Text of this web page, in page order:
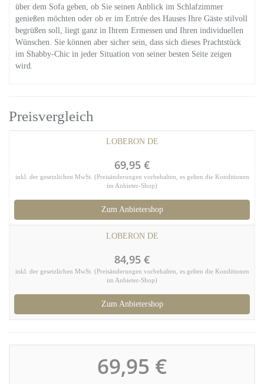
über dem Sofa geben, ob Sie seinen Anblick im Schlafzimmer
genießen möchten oder ob er im Entrée des Hauses Ihre Gäste stilvoll
begrüßen soll, liegt ganz in Ihrem Ermessen und Ihren individuellen
Wünschen. Sie können aber sicher sein, dass sich dieses Prachtstück
im Shabby-Chic in jeder Situation von seiner besten Seite zeigen
wird.
Preisvergleich
LOBERON DE
69,95 €
inkl. der gesetzlichen MwSt. (Preisänderungen vorbehalten, es gelten die Konditionen
im Anbieter-Shop)
Zum Anbietershop
LOBERON DE
84,95 €
inkl. der gesetzlichen MwSt. (Preisänderungen vorbehalten, es gelten die Konditionen
im Anbieter-Shop)
Zum Anbietershop
69,95 €